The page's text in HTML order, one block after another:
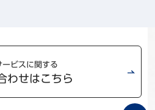
ービスに関する
わせはこちら